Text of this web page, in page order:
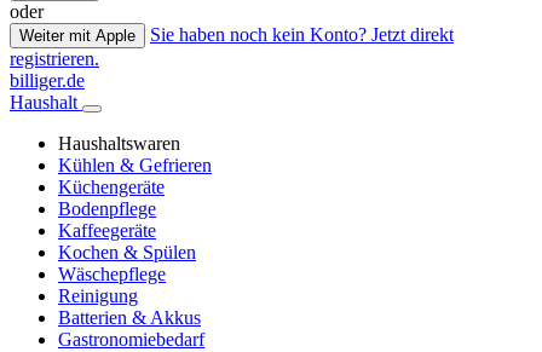
oder
Weiter mit Apple
Sie haben noch kein Konto? Jetzt direkt
registrieren.
billiger.de
Haushalt
Haushaltswaren
Kühlen & Gefrieren
Küchengeräte
Bodenpflege
Kaffeegeräte
Kochen & Spülen
Wäschepflege
Reinigung
Batterien & Akkus
Gastronomiebedarf